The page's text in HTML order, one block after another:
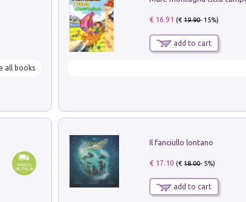
all books
€ 16.91 (€19.90- 15%)
add to cart
Il fanciullo lontano
€ 17.10 (€18.00- 5%)
add to cart